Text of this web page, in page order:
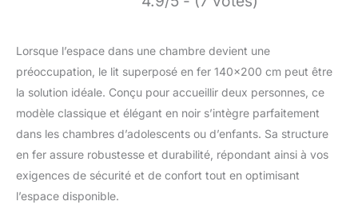
Lorsque l’espace dans une chambre devient une
préoccupation, le lit superposé en fer 140×200 cm peut être
la solution idéale. Conçu pour accueillir deux personnes, ce
modèle classique et élégant en noir s’intègre parfaitement
dans les chambres d’adolescents ou d’enfants. Sa structure
en fer assure robustesse et durabilité, répondant ainsi à vos
exigences de sécurité et de confort tout en optimisant
l’espace disponible.